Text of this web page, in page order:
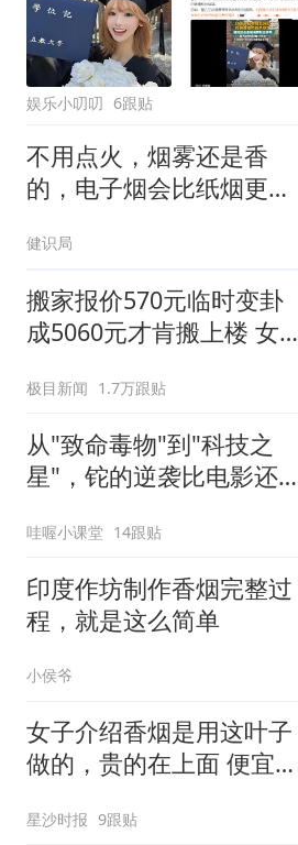
娱乐小叨叨 6跟贴
不用点火，烟雾还是香
的，电子烟会比纸烟更健
健识局
搬家报价570元临时变卦
成5060元才肯搬上楼 女子
极目新闻 1.7万跟贴
从"致命毒物"到"科技之
星"，铊的逆袭比电影还精
哇喔小课堂 14跟贴
印度作坊制作香烟完整过
程，就是这么简单
小侯爷
女子介绍香烟是用这叶子
做的，贵的在上面 便宜的
居然能出这么多品牌
星沙时报 9跟贴